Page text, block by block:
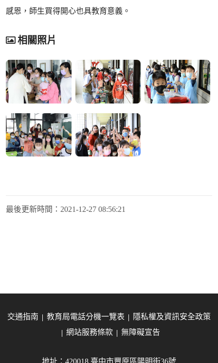
感恩，師生買得開心也具教育意義。
相關照片
最後更新時間： 2021-12-27 08:56:21
交通指南 教育局電話分機一覽表
隱私權及資訊安全政策
網站服務條款
無障礙宣告